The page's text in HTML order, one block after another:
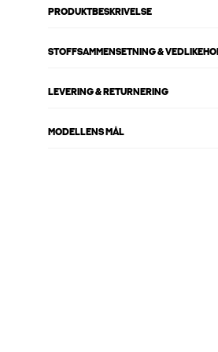
PRODUKTBESKRIVELSE
STOFFSAMMENSETNING &
LEVERING & RETURNERING
MODELLENS MÅL